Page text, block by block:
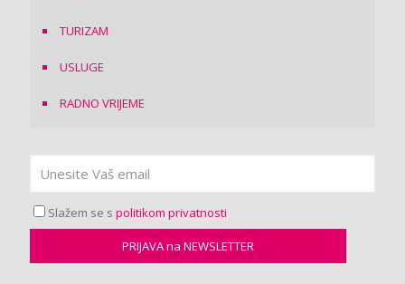
TURIZAM
USLUGE
RADNO VRIJEME
Slažem se s politikom privatnosti